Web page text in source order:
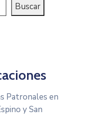
Buscar
Patronales en
y San